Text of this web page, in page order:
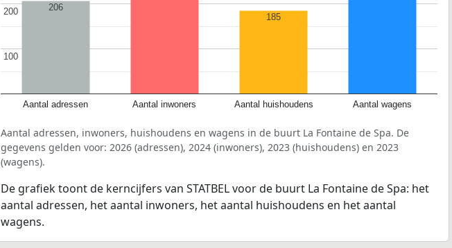
Aantal adressen Aantal inwoners Aantal huishoudens Aantal wagens
100
100
200
200 206
185
Aantal adressen, inwoners, huishoudens en wagens in de buurt La Fontaine de Spa. De
gegevens gelden voor: 2026 (adressen), 2024 (inwoners), 2023 (huishoudens) en 2023
(wagens).
De grafiek toont de kerncijfers van STATBEL voor de buurt La Fontaine de Spa: het
aantal adressen, het aantal inwoners, het aantal huishoudens en het aantal
wagens.